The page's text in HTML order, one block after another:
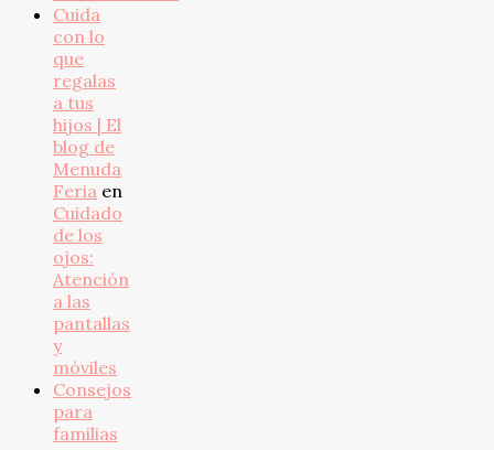
Cuida
con lo
que
regalas
a tus
hijos | El
blog de
Menuda
Feria en
Cuidado
de los
ojos:
Atención
a las
pantallas
y
móviles
Consejos
para
familias